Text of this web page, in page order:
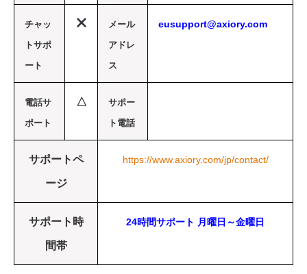
チャッ
トサポ
ート
メール
アドレ
ス
eusupport@axiory.com
電話サ
ポート
△
サポー
ト電話
サポートペ
ージ
https://www.axiory.com/jp/contact/
サポート時
間帯
24時間サポート 月曜日～金曜日